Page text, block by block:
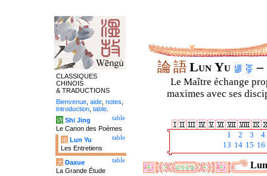
論語Lun Yu –
Le Maître échange
maximes avec ses
1 2 3
4
13 14 15 16
CLASSIQUES
CHINOIS
& TRADUCTIONS
Bienvenue aide notes
introduction table
table
诗 Shi Jing
Le Canon des Poèmes
table
论 Lun Yu
Les Entretiens
table
大 Daxue
La Grande Étude